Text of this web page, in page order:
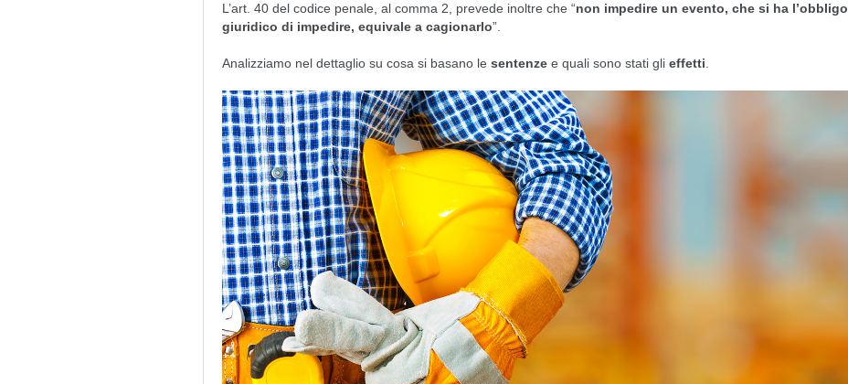
L’art. 40 del codice penale, al comma 2, prevede inoltre che “non impedire un evento, che si ha l’obbligo
giuridico di impedire, equivale a cagionarlo”.
Analizziamo nel dettaglio su cosa si basano le sentenze e quali sono stati gli effetti